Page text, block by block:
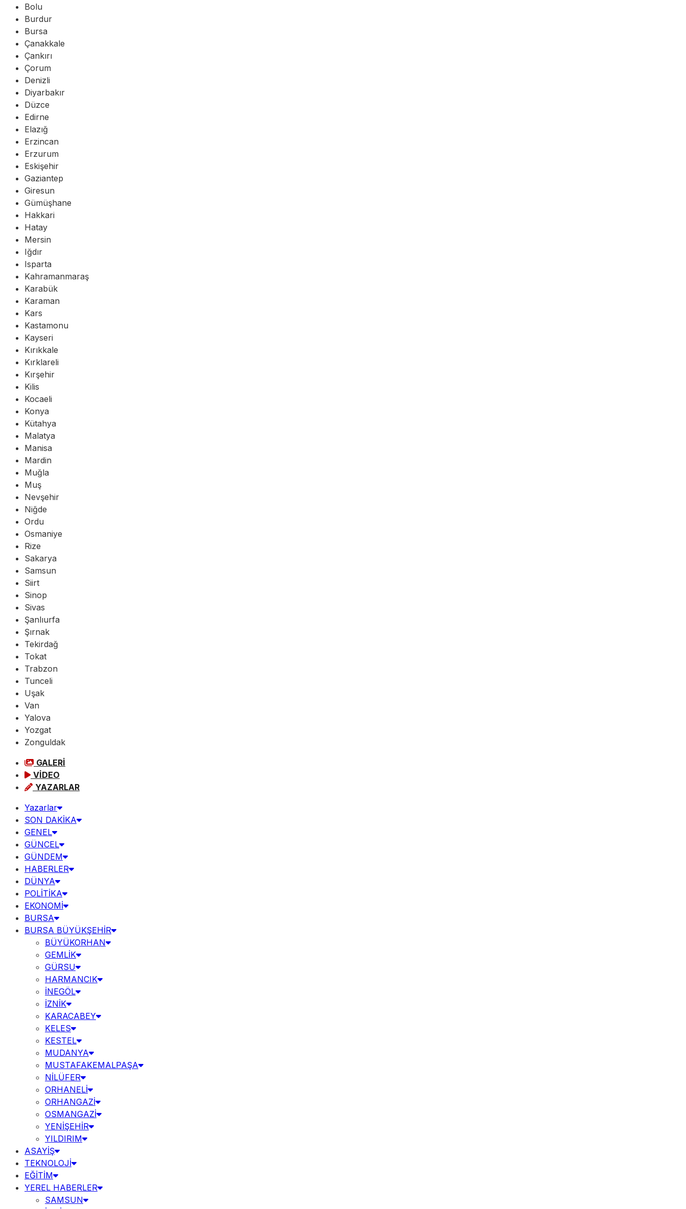
Bolu
Burdur
Bursa
Çanakkale
Çankırı
Çorum
Denizli
Diyarbakır
Düzce
Edirne
Elazığ
Erzincan
Erzurum
Eskişehir
Gaziantep
Giresun
Gümüşhane
Hakkari
Hatay
Mersin
Iğdır
Isparta
Kahramanmaraş
Karabük
Karaman
Kars
Kastamonu
Kayseri
Kırıkkale
Kırklareli
Kırşehir
Kilis
Kocaeli
Konya
Kütahya
Malatya
Manisa
Mardin
Muğla
Muş
Nevşehir
Niğde
Ordu
Osmaniye
Rize
Sakarya
Samsun
Siirt
Sinop
Sivas
Şanlıurfa
Şırnak
Tekirdağ
Tokat
Trabzon
Tunceli
Uşak
Van
Yalova
Yozgat
Zonguldak
GALERİ
VİDEO
YAZARLAR
Yazarlar
SON DAKİKA
GENEL
GÜNCEL
GÜNDEM
HABERLER
DÜNYA
POLİTİKA
EKONOMİ
BURSA
BURSA BÜYÜKŞEHİR
BÜYÜKORHAN
GEMLİK
GÜRSU
HARMANCIK
İNEGÖL
İZNİK
KARACABEY
KELES
KESTEL
MUDANYA
MUSTAFAKEMALPAŞA
NİLÜFER
ORHANELİ
ORHANGAZİ
OSMANGAZİ
YENİŞEHİR
YILDIRIM
ASAYİŞ
TEKNOLOJİ
EĞİTİM
YEREL HABERLER
SAMSUN